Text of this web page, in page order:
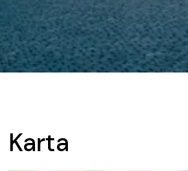
Karta